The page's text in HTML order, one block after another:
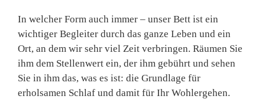
In welcher Form auch immer – unser Bett ist ein
wichtiger Begleiter durch das ganze Leben und ein
Ort, an dem wir sehr viel Zeit verbringen. Räumen Sie
ihm dem Stellenwert ein, der ihm gebührt und sehen
Sie in ihm das, was es ist: die Grundlage für
erholsamen Schlaf und damit für Ihr Wohlergehen.